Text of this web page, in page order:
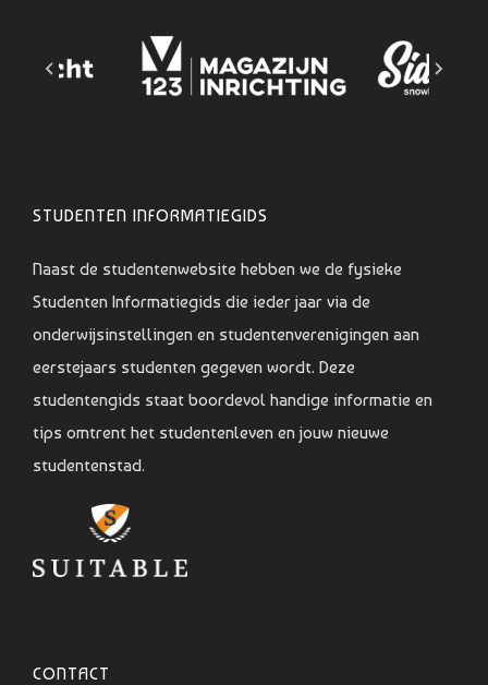
STUDENTEN INFORMATIEGIDS
Naast de studentenwebsite hebben we de fysieke
Studenten Informatiegids die ieder jaar via de
onderwijsinstellingen en studentenverenigingen aan
eerstejaars studenten gegeven wordt. Deze
studentengids staat boordevol handige informatie en
tips omtrent het studentenleven en jouw nieuwe
studentenstad.
CONTACT